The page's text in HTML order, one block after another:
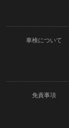
車検について
免責事項